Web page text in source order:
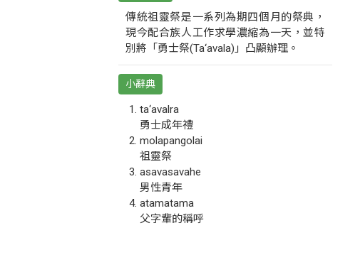
傳統祖靈祭是一系列為期四個月的祭典，
現今配合族人工作求學濃縮為一天，並特
別將「勇士祭(Ta‘avala)」凸顯辦理。
小辭典
ta‘avalra
勇士成年禮
molapangolai
祖靈祭
asavasavahe
男性青年
atamatama
父字輩的稱呼